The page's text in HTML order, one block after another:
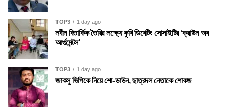
TOP3 1 day ago
নবীন বিতার্কিক তৈরির লক্ষ্যে কুবি ডিবেটিং সোসাইটির ‘ক্রাউন অব
আর্গুমেন্টস’
TOP3 1 day ago
জাকসু ভিপিকে নিয়ে শো-ডাউন, ছাত্রদল নেতাকে শোকজ